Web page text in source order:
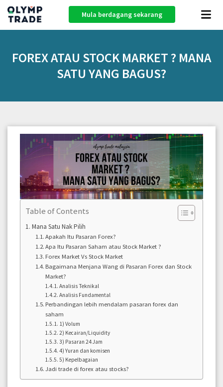
Mula berdagang sekarang
FOREX ATAU STOCK MARKET ? MANA
SATU YANG BAGUS?
Table of Contents
Mana Satu Nak Pilih
Apakah Itu Pasaran Forex?
Apa Itu Pasaran Saham atau Stock Market ?
Forex Market Vs Stock Market
Bagaimana Menjana Wang di Pasaran Forex dan Stock
Market?
Analisis Teknikal
Analisis Fundamental
Perbandingan lebih mendalam pasaran forex dan
saham
1) Volum
2) Kecairan/Liquidity
3) Pasaran 24 Jam
4) Yuran dan komisen
5) Kepelbagaian
Jadi trade di forex atau stocks?